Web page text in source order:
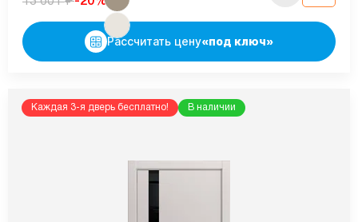
Рассчитать цену«под ключ»
Каждая 3-я дверь бесплатно! В наличии